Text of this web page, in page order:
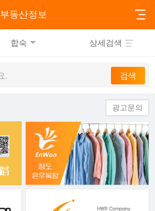
부동산정보
합숙 상세검색
광고문의